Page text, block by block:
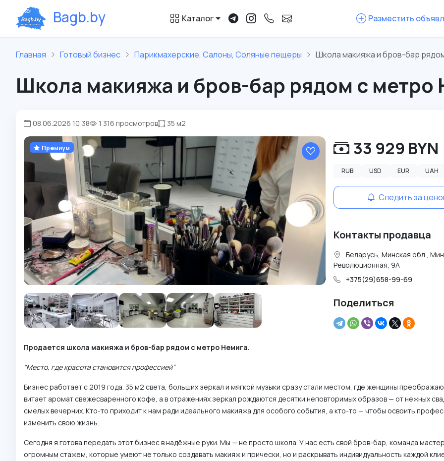
Bagb.by Каталог Разместить
Главная Готовый бизнес Парикмахерские, Салоны, Соляные пещеры Школа макияжа и бров-бар
Школа макияжа и бров-бар рядом с метро
08.06.2026 10:38 1 316 просмотров 35 м2
Премиум 33 929 BYN
RUB USD EUR UAH
Следить за
Контакты продавца
Беларусь, Минская обл.,
Революционная, 9А
+375(29)658-99-69
Поделиться
Продается школа макияжа и бров-бар рядом с метро Немига.
“Место, где красота становится профессией”
Бизнес работает с 2019 года. 35 м2 света, больших зеркал и мягкой музыки сразу стали местом, где женщины
витает аромат свежесваренного кофе, а в отражениях зеркал рождаются десятки неповторимых образов — от нежных
смелых вечерних. Кто-то приходит к нам ради идеального макияжа для особого события, а кто-то — чтобы освоить
изменить свою жизнь.
Сегодня я готова передать этот бизнес в надёжные руки. Мы — не просто школа. У нас есть свой бров-бар, команда
огромным стажем, которые умеют не только создавать макияж и прически, но и раскрывать индивидуальность каждой